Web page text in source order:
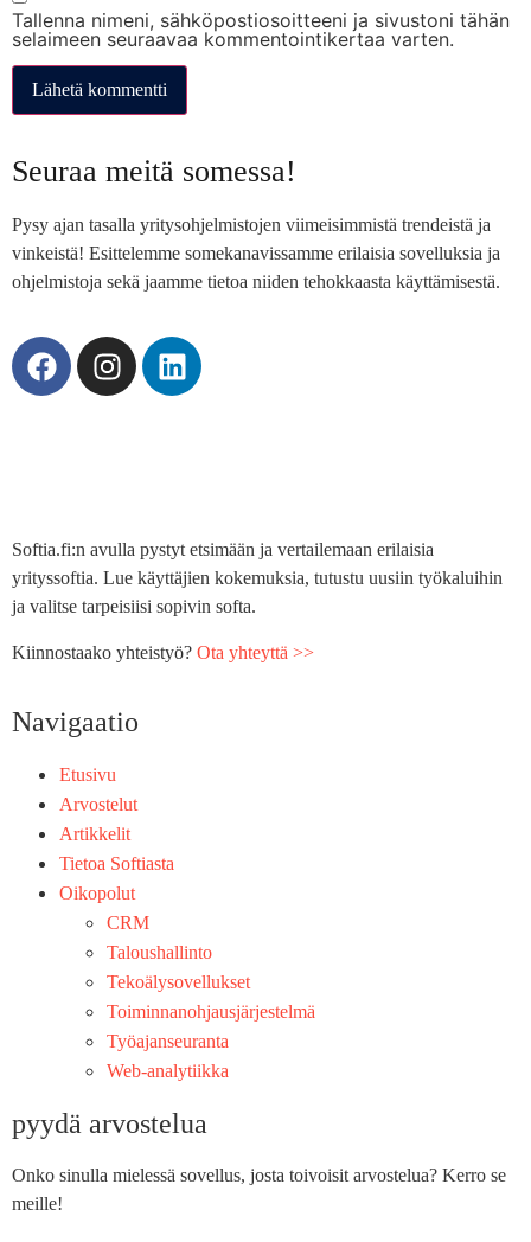
Tallenna nimeni, sähköpostiosoitteeni ja sivustoni tähän
selaimeen seuraavaa kommentointikertaa varten.
Seuraa meitä somessa!
Pysy ajan tasalla yritysohjelmistojen viimeisimmistä trendeistä ja
vinkeistä! Esittelemme somekanavissamme erilaisia sovelluksia ja
ohjelmistoja sekä jaamme tietoa niiden tehokkaasta käyttämisestä.
Softia.fi:n avulla pystyt etsimään ja vertailemaan erilaisia
yrityssoftia. Lue käyttäjien kokemuksia, tutustu uusiin työkaluihin
ja valitse tarpeisiisi sopivin softa.
Kiinnostaako yhteistyö? Ota yhteyttä >>
Navigaatio
Etusivu
Arvostelut
Artikkelit
Tietoa Softiasta
Oikopolut
CRM
Taloushallinto
Tekoälysovellukset
Toiminnan­ohjausjärjestelmä
Työajanseuranta
Web-analytiikka
pyydä arvostelua
Onko sinulla mielessä sovellus, josta toivoisit arvostelua? Kerro se
meille!